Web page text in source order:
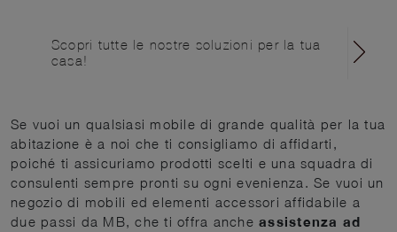
Scopri tutte le nostre soluzioni per la tua
casa!
Se vuoi un qualsiasi mobile di grande qualità per la tua
abitazione è a noi che ti consigliamo di affidarti,
poiché ti assicuriamo prodotti scelti e una squadra di
consulenti sempre pronti su ogni evenienza. Se vuoi un
negozio di mobili ed elementi accessori affidabile a
due passi da MB, che ti offra anche assistenza ad